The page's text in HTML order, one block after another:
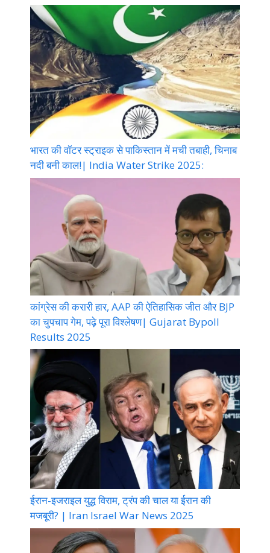
भारत की वॉटर स्ट्राइक से पाकिस्तान में मची तबाही, चिनाब
नदी बनी काल!| India Water Strike 2025:
कांग्रेस की करारी हार, AAP की ऐतिहासिक जीत और BJP
का चुपचाप गेम, पढ़े पूरा विश्लेषण| Gujarat Bypoll
Results 2025
ईरान-इजराइल युद्ध विराम, ट्रंप की चाल या ईरान की
मजबूरी? | Iran Israel War News 2025